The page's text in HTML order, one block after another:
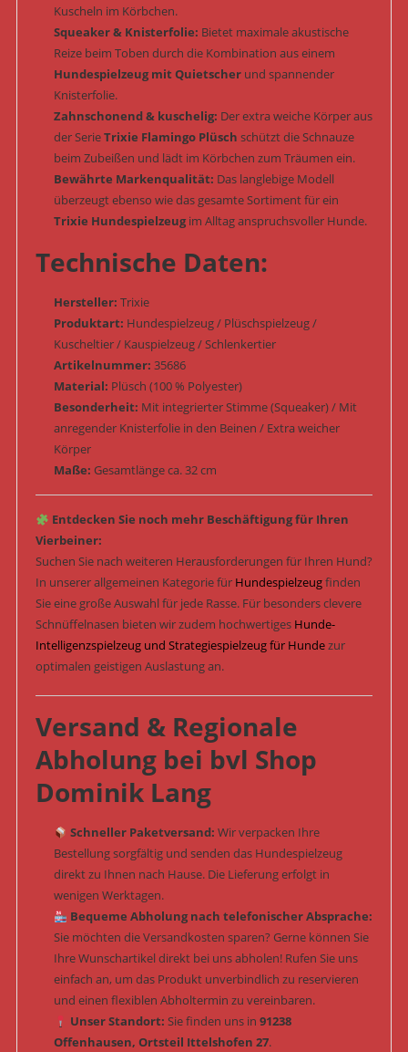
Kuscheln im Körbchen.
Squeaker & Knisterfolie: Bietet maximale akustische
Reize beim Toben durch die Kombination aus einem
Hundespielzeug mit Quietscherund spannender
Knisterfolie.
Zahnschonend & kuschelig: Der extra weiche Körper aus
der SerieTrixie Flamingo Plüsch schützt die Schnauze
beim Zubeißen und lädt im Körbchen zum Träumen ein.
Bewährte Markenqualität: Das langlebige Modell
überzeugt ebenso wie das gesamte Sortiment für ein
Trixie Hundespielzeugim Alltag anspruchsvoller Hunde.
Technische Daten:
Hersteller: Trixie
Produktart: Hundespielzeug / Plüschspielzeug /
Kuscheltier / Kauspielzeug / Schlenkertier
Artikelnummer: 35686
Material: Plüsch (100 % Polyester)
Besonderheit: Mit integrierter Stimme (Squeaker) / Mit
anregender Knisterfolie in den Beinen / Extra weicher
Körper
Maße: Gesamtlänge ca. 32 cm
Entdecken Sie noch mehr Beschäftigung für Ihren
Vierbeiner:
Suchen Sie nach weiteren Herausforderungen für Ihren Hund?
In unserer allgemeinen Kategorie für Hundespielzeugfinden
Sie eine große Auswahl für jede Rasse. Für besonders clevere
Schnüffelnasen bieten wir zudem hochwertiges Hunde-
Intelligenzspielzeug und Strategiespielzeug für Hundezur
optimalen geistigen Auslastung an.
Versand & Regionale
Abholung bei bvl Shop
Dominik Lang
Schneller Paketversand: Wir verpacken Ihre
Bestellung sorgfältig und senden das Hundespielzeug
direkt zu Ihnen nach Hause. Die Lieferung erfolgt in
wenigen Werktagen.
Bequeme Abholung nach telefonischer Absprache:
Sie möchten die Versandkosten sparen? Gerne können Sie
Ihre Wunschartikel direkt bei uns abholen! Rufen Sie uns
einfach an, um das Produkt unverbindlich zu reservieren
und einen flexiblen Abholtermin zu vereinbaren.
Unser Standort: Sie finden uns in 91238
Offenhausen, Ortsteil Ittelshofen 27.